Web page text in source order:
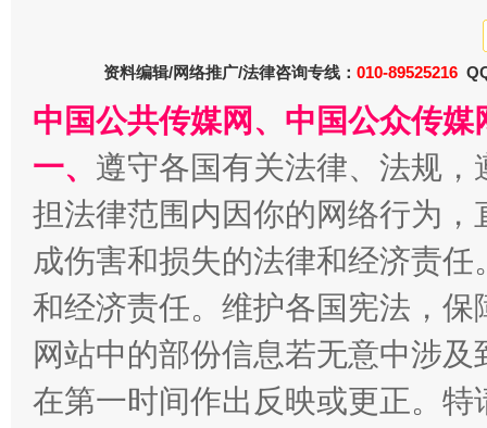
在谋一域中谋全局
今
资料编辑/网络推广/法律咨询专线： 010-89525216
中国公共传媒网、中国公众传
一、 遵守各国有关法律、法规
担法律范围内因你的网络行为
成伤害和损失的法律和经济责
和经济责任。维护各国宪法，
网站中的部份信息若无意中涉
在第一时间作出反映或更正。